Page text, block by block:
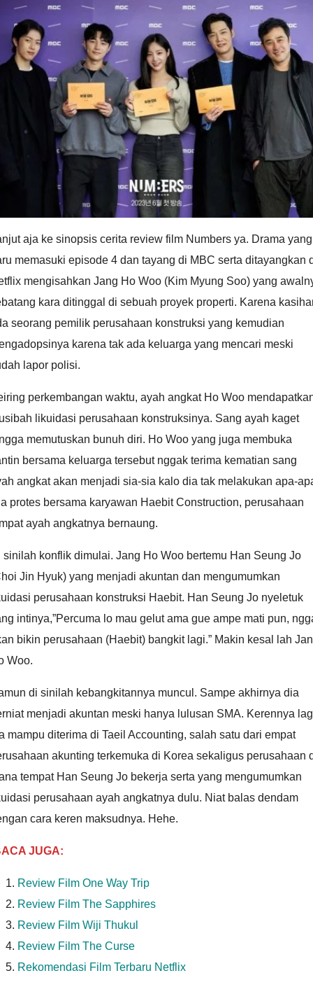
aja ke sinopsis cerita review film Numbers ya. Drama yang
memasuki episode 4 dan tayang di MBC serta ditayangkan
mengisahkan Jang Ho Woo (Kim Myung Soo) yang
kara ditinggal di sebuah proyek properti. Karena
seorang pemilik perusahaan konstruksi yang kemudian
karena tak ada keluarga yang mencari meski
lapor polisi.
perkembangan waktu, ayah angkat Ho Woo
likuidasi perusahaan konstruksinya. Sang ayah kaget
memutuskan bunuh diri. Ho Woo yang juga membuka
bersama keluarga tersebut nggak terima kematian sang
angkat akan menjadi sia-sia kalo dia tak melakukan apa-
protes bersama karyawan Haebit Construction, perusahaan
ayah angkatnya bernaung.
sinilah konflik dimulai. Jang Ho Woo bertemu Han Seung Jo
Jin Hyuk) yang menjadi akuntan dan mengumumkan
perusahaan konstruksi Haebit. Han Seung Jo nyeletuk
intinya,”Percuma lo mau gelut ama gue ampe mati pun,
bikin perusahaan (Haebit) bangkit lagi.” Makin kesal lah
Woo.
di sinilah kebangkitannya muncul. Sampe akhirnya dia
menjadi akuntan meski hanya lulusan SMA. Kerennya
mampu diterima di Taeil Accounting, salah satu dari empat
akunting terkemuka di Korea sekaligus perusahaan
tempat Han Seung Jo bekerja serta yang mengumumkan
perusahaan ayah angkatnya dulu. Niat balas dendam
cara keren maksudnya. Hehe.
JUGA:
Review Film One Way Trip
Review Film The Sapphires
Review Film Wiji Thukul
Review Film The Curse
Rekomendasi Film Terbaru Netflix